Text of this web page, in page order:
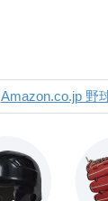
Amazon.co.jp 野